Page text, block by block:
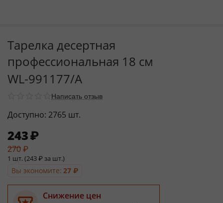
Тарелка десертная
профессиональная 18 см
WL‑991177/A
Написать отзыв
Доступно: 2765 шт.
243₽
270₽
1 шт. (243₽за шт.)
Вы экономите: 27 ₽
Снижение цен